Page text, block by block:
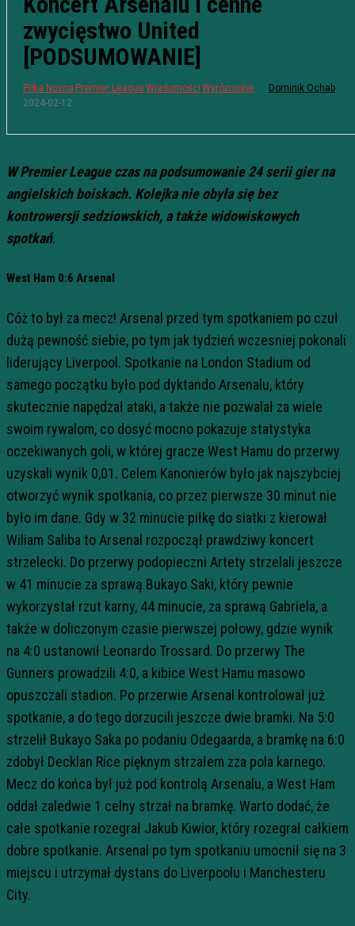
zwycięstwo United
[PODSUMOWANIE]
Piłka Nożna Premier LeagueWiadomości Wyróżnione
Dominik Ochab
2024-02-12
W Premier League czas na podsumowanie 24 serii gier na
angielskich boiskach. Kolejka nie obyła się bez
kontrowersji sedziowskich, a także widowiskowych
spotkań.
West Ham 0:6 Arsenal
Cóż to był za mecz! Arsenal przed tym spotkaniem po czuł
dużą pewność siebie, po tym jak tydzień wczesniej pokonali
liderujący Liverpool. Spotkanie na London Stadium od
samego początku było pod dyktando Arsenalu, który
skutecznie napędzał ataki, a także nie pozwalał za wiele
swoim rywalom, co dosyć mocno pokazuje statystyka
oczekiwanych goli, w której gracze West Hamu do przerwy
uzyskali wynik 0,01. Celem Kanonierów było jak najszybciej
otworzyć wynik spotkania, co przez pierwsze 30 minut nie
było im dane. Gdy w 32 minucie piłkę do siatki z kierował
Wiliam Saliba to Arsenal rozpoczął prawdziwy koncert
strzelecki. Do przerwy podopieczni Artety strzelali jeszcze
w 41 minucie za sprawą Bukayo Saki, który pewnie
wykorzystał rzut karny, 44 minucie, za sprawą Gabriela, a
także w doliczonym czasie pierwszej połowy, gdzie wynik
na 4:0 ustanowił Leonardo Trossard. Do przerwy The
Gunners prowadzili 4:0, a kibice West Hamu masowo
opuszczali stadion. Po przerwie Arsenal kontrolował już
spotkanie, a do tego dorzucili jeszcze dwie bramki. Na 5:0
strzelił Bukayo Saka po podaniu Odegaarda, a bramkę na 6:0
zdobył Decklan Rice pięknym strzałem zza pola karnego.
Mecz do końca był już pod kontrolą Arsenalu, a West Ham
oddał zaledwie 1 celny strzał na bramkę. Warto dodać, że
całe spotkanie rozegrał Jakub Kiwior, który rozegrał całkiem
dobre spotkanie. Arsenal po tym spotkaniu umocnił się na 3
miejscu i utrzymał dystans do Liverpoolu i Manchesteru
City.